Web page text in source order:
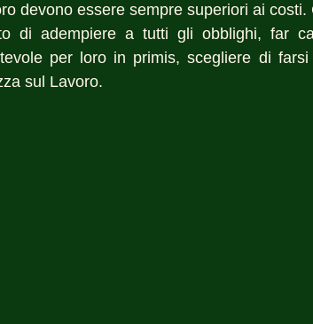
devono essere sempre superiori ai
di adempiere a tutti gli obblighi, far
per loro in primis, scegliere di
sul Lavoro.